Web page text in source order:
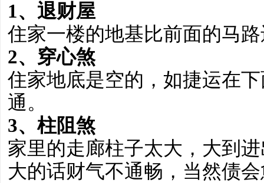
1、退财屋
住家一楼的地基比前面的马
2、穿心煞
住家地底是空的，如捷运在
通。
3、柱阻煞
家里的走廊柱子太大，大到
大的话财气不通畅，当然债